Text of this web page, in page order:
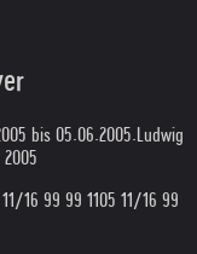
bis 05.06.2005. Ludwig
2005
16 99 99 1105 11/16 99